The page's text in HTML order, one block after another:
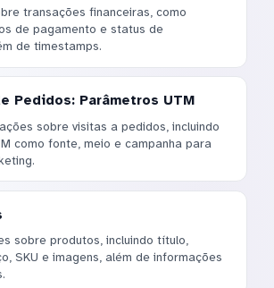
transações financeiras, como
de pagamento e status de
de timestamps.
Pedidos: Parâmetros UTM
sobre visitas a pedidos, incluindo
como fonte, meio e campanha para
sobre produtos, incluindo título,
SKU e imagens, além de informações